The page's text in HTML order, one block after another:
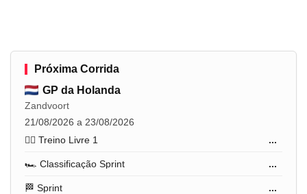
Próxima Corrida
GP da Holanda
Zandvoort
21/08/2026 a 23/08/2026
🏋️‍♂️ Treino Livre 1
...
🏎️ Classificação Sprint ...
🏁 Sprint ...